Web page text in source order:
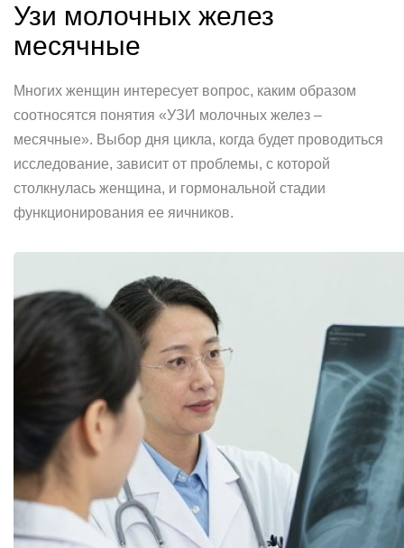
Узи молочных желез
месячные
Многих женщин интересует вопрос, каким образом
соотносятся понятия «УЗИ молочных желез –
месячные». Выбор дня цикла, когда будет проводиться
исследование, зависит от проблемы, с которой
столкнулась женщина, и гормональной стадии
функционирования ее яичников.